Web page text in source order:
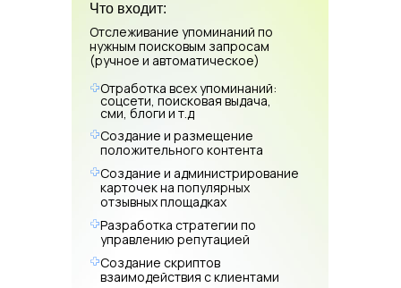
Отработка всех упоминаний:
соцсети, поисковая выдача,
сми, блоги и т.д
Разработка стратегии по
управлению репутацией
Создание скриптов
взаимодействия с клиентами
Создание и администрирование
карточек на популярных
отзывных площадках
Создание и размещение
положительного контента
Отслеживание упоминаний по
нужным поисковым запросам
(ручное и автоматическое)
Что входит:
Туризм
Производство
Медицина
Финансы
Строительство